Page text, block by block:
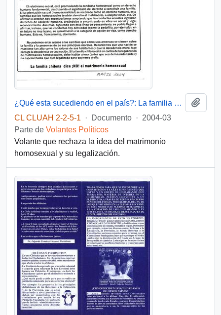
¿Qué esta sucediendo en el país?: La familia chilena dice ¡NO! al maltrato homosexual
CL CLUAH 2-2-5-1
· Documento · 2004-03
Parte de Volantes Políticos
Volante que rechaza la idea del matrimonio
homosexual y su legalización.